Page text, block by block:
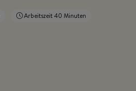
Arbeitszeit 40 Minuten